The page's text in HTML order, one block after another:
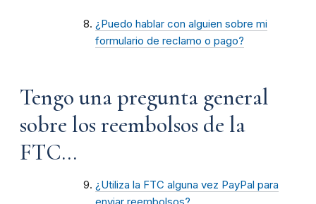
¿Puedo hablar con alguien sobre mi
formulario de reclamo o pago?
Tengo una pregunta general
sobre los reembolsos de la
FTC...
¿Utiliza la FTC alguna vez PayPal para